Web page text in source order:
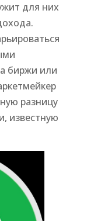
для них
биржи или
разницу
известную